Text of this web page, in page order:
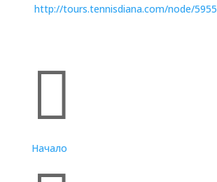
http://tours.tennisdiana.com/node/5955

Начало